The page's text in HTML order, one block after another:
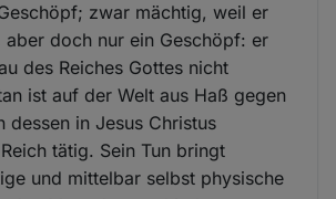
zwar mächtig, weil er
aber doch nur ein Geschöpf: er
des Reiches Gottes nicht
ist auf der Welt aus Haß gegen
dessen in Jesus Christus
tätig. Sein Tun bringt
und mittelbar selbst physische